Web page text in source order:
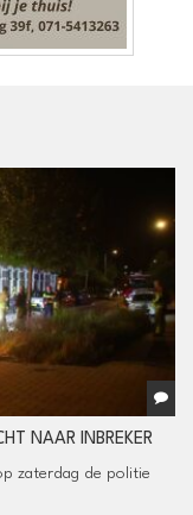
NAAR INBREKER
zaterdag de politie